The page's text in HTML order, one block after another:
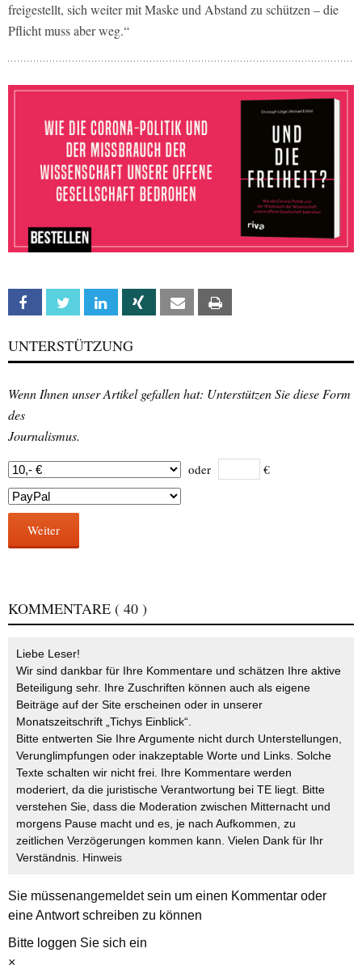
freigestellt, sich weiter mit Maske und Abstand zu schützen – die
Pflicht muss aber weg.“
Facebook Twitter Linkedin Xing Email
UNTERSTÜTZUNG
Wenn Ihnen unser Artikel gefallen hat: Unterstützen Sie diese Form
des
Journalismus.
oder €
Weiter
KOMMENTARE ( 40 )
Liebe Leser!
Wir sind dankbar für Ihre Kommentare und schätzen Ihre aktive
Beteiligung sehr. Ihre Zuschriften können auch als eigene
Beiträge auf der Site erscheinen oder in unserer
Monatszeitschrift „Tichys Einblick“.
Bitte entwerten Sie Ihre Argumente nicht durch Unterstellungen,
Verunglimpfungen oder inakzeptable Worte und Links. Solche
Texte schalten wir nicht frei. Ihre Kommentare werden
moderiert, da die juristische Verantwortung bei TE liegt. Bitte
verstehen Sie, dass die Moderation zwischen Mitternacht und
morgens Pause macht und es, je nach Aufkommen, zu
zeitlichen Verzögerungen kommen kann. Vielen Dank für Ihr
Verständnis. Hinweis
Sie müssenangemeldetsein um einen Kommentar oder
eine Antwort schreiben zu können
Bitte loggen Sie sich ein